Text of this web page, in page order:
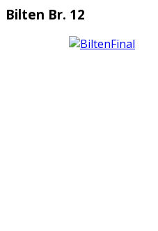
Bilten Br. 12